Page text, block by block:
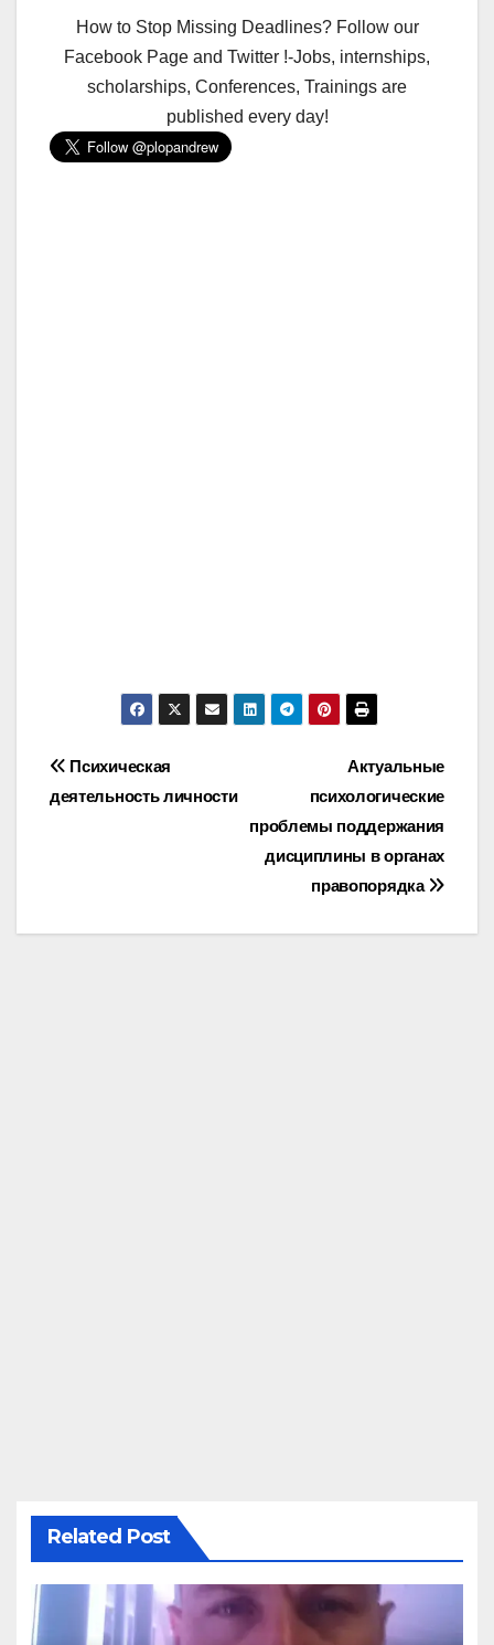
How to Stop Missing Deadlines? Follow our
Facebook Page and Twitter !-Jobs, internships,
scholarships, Conferences, Trainings are
published every day!
Post
navigation
Актуальные
психологические
проблемы поддержания
дисциплины в органах
правопорядка
Психическая
деятельность личности
Related Post